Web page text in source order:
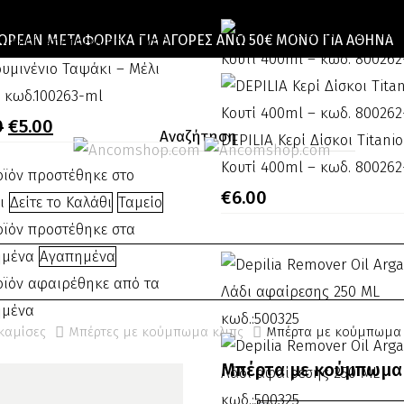
ΜΕΤΑΦΟΡΙΚΆ ΓΙΑ ΑΓΟΡΈΣ ΆΝΩ 50€ ΜΌΝΟ ΓΙΑ ΑΘΉΝΑ
Κερί Αποτρίχωσης ζεστό
Ταψάκι – Μέλι
ml
Original
price
€7.00.
€5.00
τρέχουσα
είναι:
€5.00.
προστέθηκε στο
Δείτε το Καλάθι Ταμείο
προστέθηκε στα
Αγαπημένα
αφαιρέθηκε από τα
κωδ.:800803
DEPILIA
Κερί
Δίσκοι
σε
Κουτί
400ml
–
κωδ.
800262-
DEPILIA Κερί Δίσκοι
Κουτί 400ml – κωδ.
€6.00
Μπέρτες με κούμπωμα κλιπς Μπέρτα με κούμπωμα
Μπέρτα με κούμπωμα